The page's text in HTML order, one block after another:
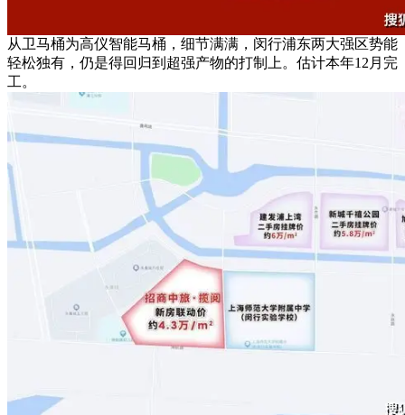
从卫马桶为高仪智能马桶，细节满满，闵行浦东两大强区势能
轻松独有，仍是得回归到超强产物的打制上。估计本年12月完
工。